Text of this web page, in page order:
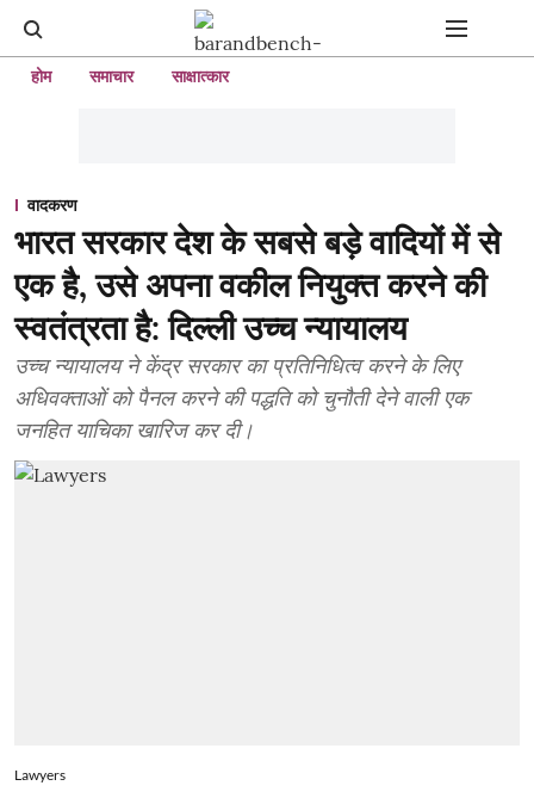
होम समाचार साक्षात्कार
वादकरण
भारत सरकार देश के सबसे बड़े वादियों में से
एक है, उसे अपना वकील नियुक्त करने की
स्वतंत्रता है: दिल्ली उच्च न्यायालय
उच्च न्यायालय ने केंद्र सरकार का प्रतिनिधित्व करने के लिए
अधिवक्ताओं को पैनल करने की पद्धति को चुनौती देने वाली एक
जनहित याचिका खारिज कर दी।
Lawyers